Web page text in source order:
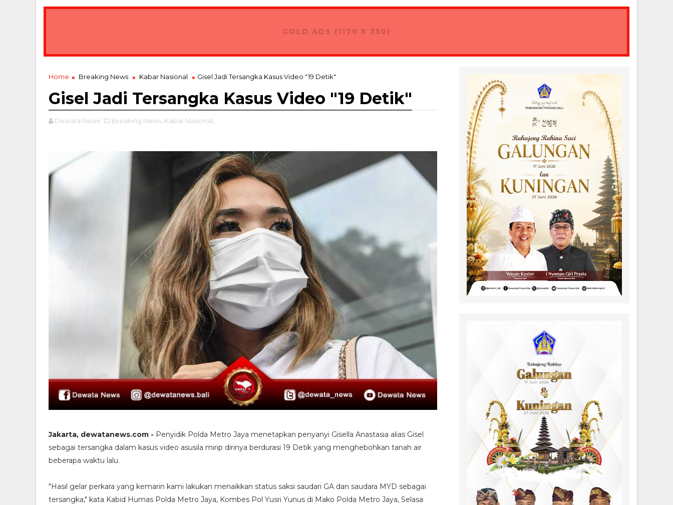
GOLD ADS (1170 X 350)
Home Breaking News Kabar Nasional Gisel Jadi Tersangka Kasus Video "19 Detik"
Gisel Jadi Tersangka Kasus Video "19 Detik"
Dewata News Breaking News, Kabar Nasional,
Jakarta, dewatanews.com - Penyidik Polda Metro Jaya menetapkan penyanyi Gisella Anastasia alias Gisel
sebagai tersangka dalam kasus video asusila mirip dirinya berdurasi 19 Detik yang menghebohkan tanah air
beberapa waktu lalu.
"Hasil gelar perkara yang kemarin kami lakukan menaikkan status saksi saudari GA dan saudara MYD sebagai
tersangka," kata Kabid Humas Polda Metro Jaya, Kombes Pol Yusri Yunus di Mako Polda Metro Jaya, Selasa